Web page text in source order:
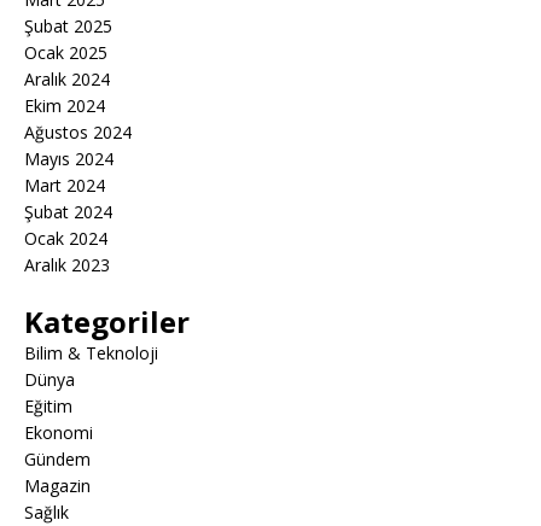
Şubat 2025
Ocak 2025
Aralık 2024
Ekim 2024
Ağustos 2024
Mayıs 2024
Mart 2024
Şubat 2024
Ocak 2024
Aralık 2023
Kategoriler
Bilim & Teknoloji
Dünya
Eğitim
Ekonomi
Gündem
Magazin
Sağlık